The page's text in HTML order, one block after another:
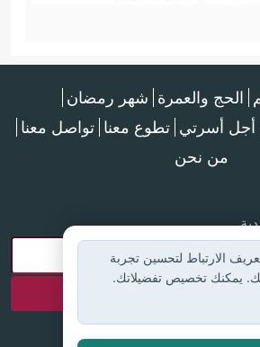
الحج والعمرة شهر رمضان
أسرتي تطوع معنا تواصل معنا
من نحن
الارتباط لتحسين تجربة
يمكنك تخصيص تفضيلاتك.